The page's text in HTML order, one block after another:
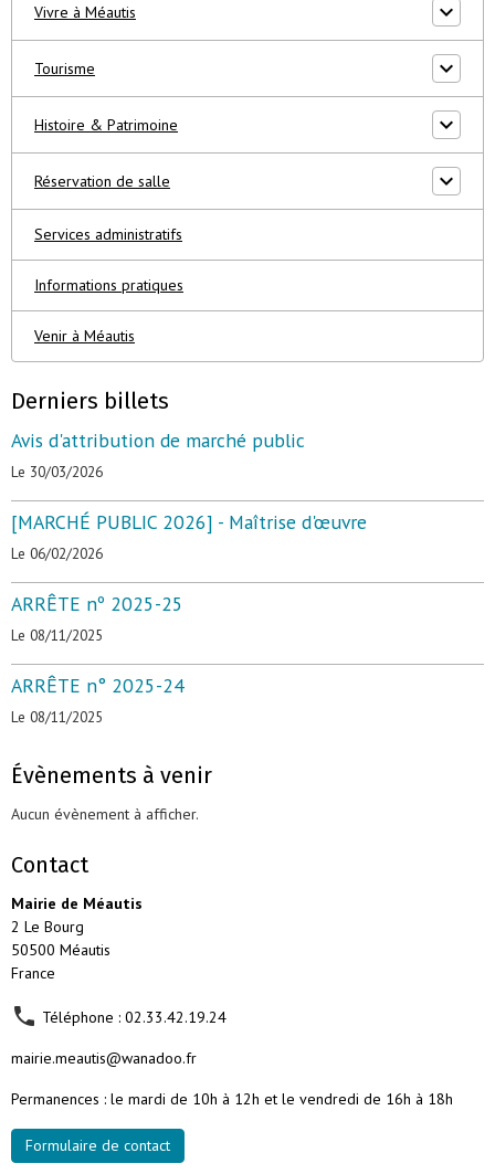
Vivre à Méautis
Tourisme
Histoire & Patrimoine
Réservation de salle
Services administratifs
Informations pratiques
Venir à Méautis
Derniers billets
Avis d'attribution de marché public
Le 30/03/2026
[MARCHÉ PUBLIC 2026] - Maîtrise d'œuvre
Le 06/02/2026
ARRÊTE nº 2025-25
Le 08/11/2025
ARRÊTE n° 2025-24
Le 08/11/2025
Évènements à venir
Aucun évènement à afficher.
Contact
Mairie de Méautis
2 Le Bourg
50500 Méautis
France
Téléphone : 02.33.42.19.24
mairie.meautis@wanadoo.fr
Permanences : le mardi de 10h à 12h et le vendredi de 16h à 18h
Formulaire de contact